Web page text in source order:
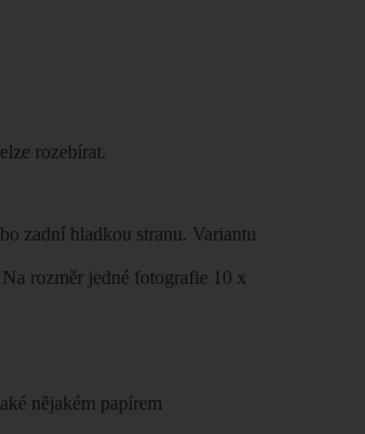
rozebírat.
zadní hladkou stranu. Variantu
rozměr jedné fotografie 10 x
nějakém papírem